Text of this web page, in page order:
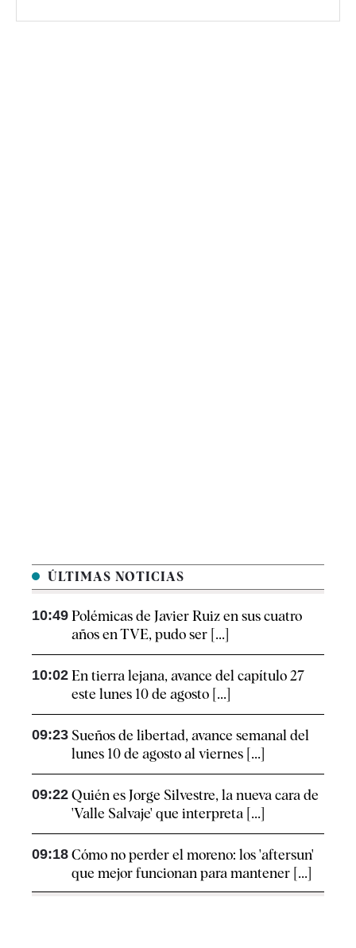
ÚLTIMAS NOTICIAS
10:49 Polémicas de Javier Ruiz en sus cuatro
años en TVE, pudo ser [...]
10:02 En tierra lejana, avance del capítulo 27
este lunes 10 de agosto [...]
09:23 Sueños de libertad, avance semanal del
lunes 10 de agosto al viernes [...]
09:22 Quién es Jorge Silvestre, la nueva cara de
'Valle Salvaje' que interpreta [...]
09:18 Cómo no perder el moreno: los 'aftersun'
que mejor funcionan para mantener [...]